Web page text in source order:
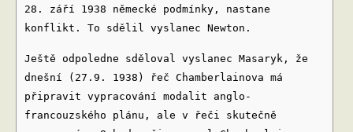
28. září 1938 německé podmínky, nastane
konflikt. To sdělil vyslanec Newton.
Ještě odpoledne sděloval vyslanec Masaryk, že
dnešní (27.9. 1938) řeč Chamberlainova má
připravit vypracování modalit anglo-
francouzského plánu, ale v řeči skutečně